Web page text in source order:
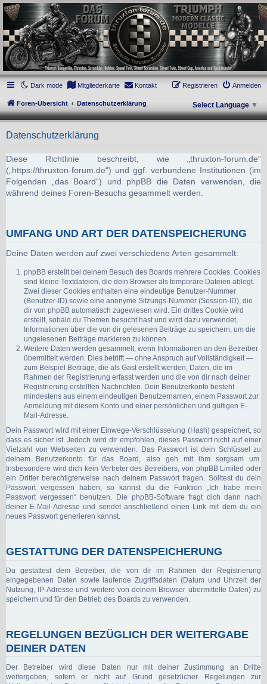
thruxton-forum.de
DAS FORUM! Alles rund um die Triumph Modern Classic Modelle. Das Forum für
die New Bonneville Baureihen ab BJ 2001. Triumph Bonneville, Thruxton,
Scrambler, Bobber, Speed Twin, Street Scrambler, Street Twin, Street Cup, America
und Speedmaster.
Dark mode
Mitgliederkarte Kontakt Anmelden
Registrieren
Foren-Übersicht Datenschutzerklärung Select Language ▼
Datenschutzerklärung
Diese Richtlinie beschreibt, wie „thruxton-forum.de“
(„https://thruxton-forum.de“) und ggf. verbundene Institutionen (im
Folgenden „das Board“) und phpBB die Daten verwenden, die
während deines Foren-Besuchs gesammelt werden.
UMFANG UND ART DER DATENSPEICHERUNG
Deine Daten werden auf zwei verschiedene Arten gesammelt:
phpBB erstellt bei deinem Besuch des Boards mehrere Cookies. Cookies
sind kleine Textdateien, die dein Browser als temporäre Dateien ablegt.
Zwei dieser Cookies enthalten eine eindeutige Benutzer-Nummer
(Benutzer-ID) sowie eine anonyme Sitzungs-Nummer (Session-ID), die
dir von phpBB automatisch zugewiesen wird. Ein drittes Cookie wird
erstellt, sobald du Themen besucht hast und wird dazu verwendet,
Informationen über die von dir gelesenen Beiträge zu speichern, um die
ungelesenen Beiträge markieren zu können.
Weitere Daten werden gesammelt, wenn Informationen an den Betreiber
übermittelt werden. Dies betrifft — ohne Anspruch auf Vollständigkeit —
zum Beispiel Beiträge, die als Gast erstellt werden, Daten, die im
Rahmen der Registrierung erfasst werden und die von dir nach deiner
Registrierung erstellten Nachrichten. Dein Benutzerkonto besteht
mindestens aus einem eindeutigen Benutzernamen, einem Passwort zur
Anmeldung mit diesem Konto und einer persönlichen und gültigen E-
Mail-Adresse.
Dein Passwort wird mit einer Einwege-Verschlüsselung (Hash) gespeichert, so
dass es sicher ist. Jedoch wird dir empfohlen, dieses Passwort nicht auf einer
Vielzahl von Webseiten zu verwenden. Das Passwort ist dein Schlüssel zu
deinem Benutzerkonto für das Board, also geh mit ihm sorgsam um.
Insbesondere wird dich kein Vertreter des Betreibers, von phpBB Limited oder
ein Dritter berechtigterweise nach deinem Passwort fragen. Solltest du dein
Passwort vergessen haben, so kannst du die Funktion „Ich habe mein
Passwort vergessen“ benutzen. Die phpBB-Software fragt dich dann nach
deiner E-Mail-Adresse und sendet anschließend einen Link mit dem du ein
neues Passwort generieren kannst.
GESTATTUNG DER DATENSPEICHERUNG
Du gestattest dem Betreiber, die von dir im Rahmen der Registrierung
eingegebenen Daten sowie laufende Zugriffsdaten (Datum und Uhrzeit der
Nutzung, IP-Adresse und weitere von deinem Browser übermittelte Daten) zu
speichern und für den Betrieb des Boards zu verwenden.
REGELUNGEN BEZÜGLICH DER WEITERGABE
DEINER DATEN
Der Betreiber wird diese Daten nur mit deiner Zustimmung an Dritte
weitergeben, sofern er nicht auf Grund gesetzlicher Regelungen zur